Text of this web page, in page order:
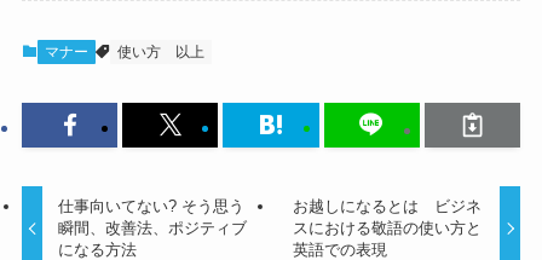
マナー 使い方 以上
仕事向いてない? そう思う
瞬間、改善法、ポジティブ
になる方法
お越しになるとは ビジネ
スにおける敬語の使い方と
英語での表現